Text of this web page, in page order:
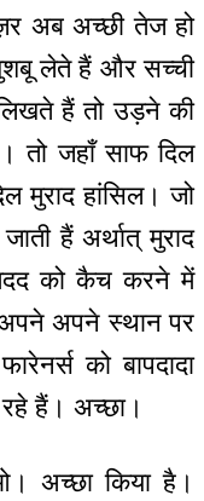
अब अच्छी तेज हो
लेते हैं और सच्ची
हैं तो उड़ने की
तो जहाँ साफ दिल
मुराद हांसिल। जो
हैं अर्थात् मुराद
मदद को कैच करने में
अपने स्थान पर
को बापदादा
रहे हैं। अच्छा।
अच्छा किया है।